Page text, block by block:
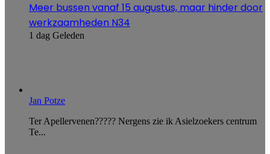
Meer bussen vanaf 15 augustus, maar hinder door
werkzaamheden N34
1 dag Geleden
Jan Potze
Ter Apellervenen????? Nergens zie ik Asielzoekers centrum
Te...